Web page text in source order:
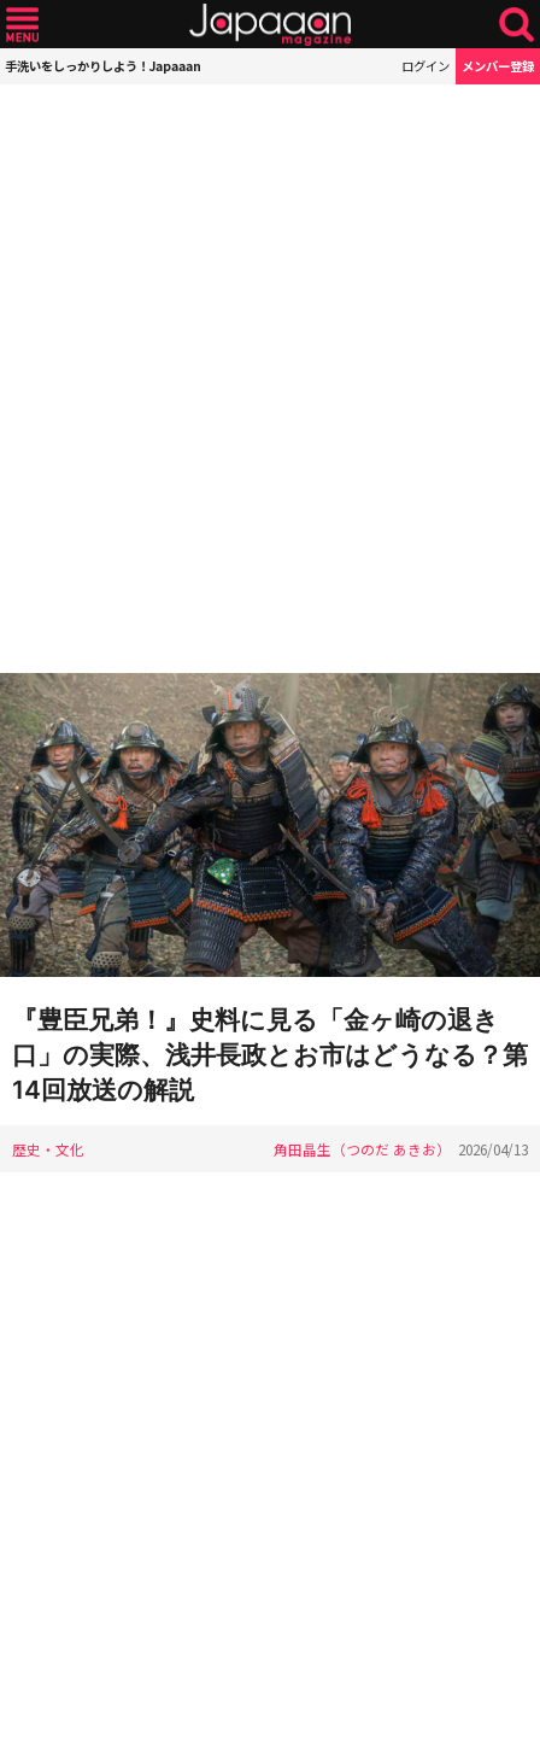
手洗いをしっかりしよう！Japaaan ログイン メンバー登録
『豊臣兄弟！』史料に見る「金ヶ崎の退き
口」の実際、浅井長政とお市はどうなる？第
14回放送の解説
歴史・文化 角田晶生（つのだ あきお） 2026/04/13